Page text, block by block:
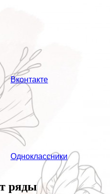
Вконтакте
Одноклассники
ряды